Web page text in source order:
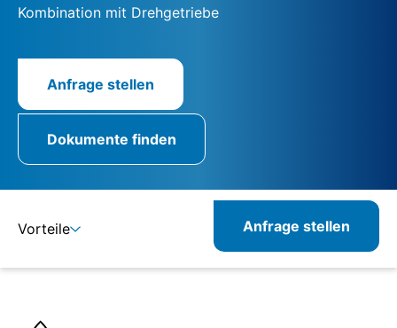
Kombination mit Drehgetriebe
Anfrage stellen
Dokumente finden
Vorteile Anfrage stellen